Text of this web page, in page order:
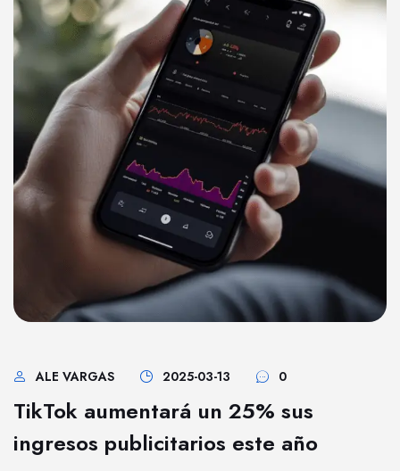
ALE VARGAS 2025-03-13 0
TikTok aumentará un 25% sus
ingresos publicitarios este año